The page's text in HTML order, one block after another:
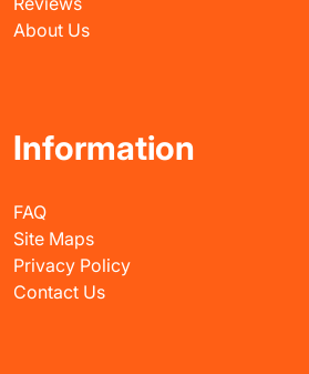
About Us
Information
FAQ
Site Maps
Privacy Policy
Contact Us